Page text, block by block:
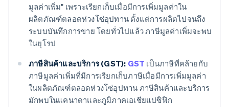
มูลค่าเพิ่ม" เพราะเรียกเก็บเมื่อมีการเพิ่มมูลค่าใน
ผลิตภัณฑ์ตลอดห่วงโซ่อุปทาน ตั้งแต่การผลิตไปจนถึง
ระบบบันทึกการขาย โดยทั่วไปแล้ว ภาษีมูลค่าเพิ่มจะพบ
ในยุโรป
ภาษีสินค้าและบริการ (GST): GST เป็นภาษีที่คล้ายกับ
ภาษีมูลค่าเพิ่มที่มีการเรียกเก็บภาษีเมื่อมีการเพิ่มมูลค่า
ในผลิตภัณฑ์ตลอดห่วงโซ่อุปทาน ภาษีสินค้าและบริการ
มักพบในแคนาดาและภูมิภาคเอเชียแปซิฟิก